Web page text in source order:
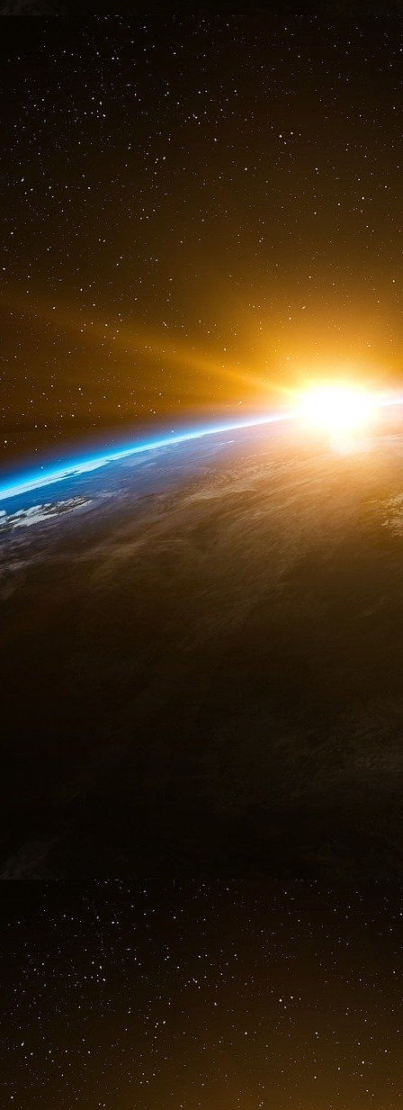
.
site GPR
, édité par la société LVDG,
Aujourd’hui, l’inscription sur GPR est
exerçant en France bénéficient d’un accès
Le financement de GPR s’effectue dans le
entreprises du médicament. Ces partenariats
clairement identifiées comme tels. La
GPR. Tout apport promotionnel ou
de façon claire afin de l’identifier comme tel
créé par l’institution gérant le site.
Les conflits d’intérêts des auteurs, tous